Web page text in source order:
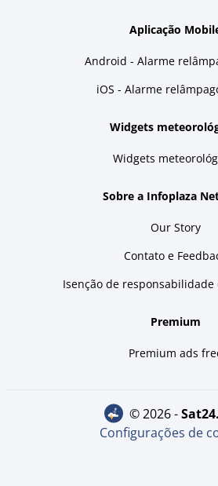
Aplicação
Android - Alarme
iOS - Alarme
Widgets
Widgets
Sobre a Infoplaza
Our Story
Contato e
Isenção de
Premium
Premium ads
© 2026 -
Configurações de